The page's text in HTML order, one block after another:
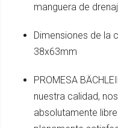
manguera de
Dimensiones de la
38x63mm
PROMESA
nuestra calidad,
absolutamente